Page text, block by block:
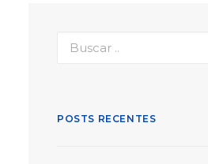
POSTS RECENTES